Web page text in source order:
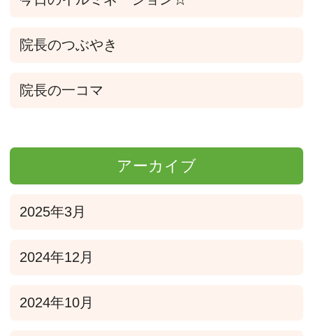
院長のつぶやき
院長の一コマ
アーカイブ
2025年3月
2024年12月
2024年10月